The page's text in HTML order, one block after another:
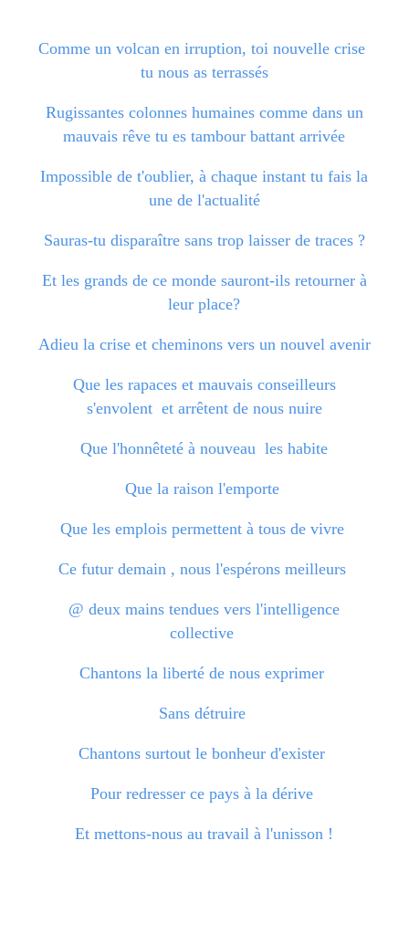
Comme un volcan en irruption, toi nouvelle crise
tu nous as terrassés
Rugissantes colonnes humaines comme dans un
mauvais rêve tu es tambour battant arrivée
Impossible de t'oublier, à chaque instant tu fais la
une de l'actualité
Sauras-tu disparaître sans trop laisser de traces ?
Et les grands de ce monde sauront-ils retourner à
leur place?
Adieu la crise et cheminons vers un nouvel avenir
Que les rapaces et mauvais conseilleurs
s'envolent et arrêtent de nous nuire
Que l'honnêteté à nouveau les habite
Que la raison l'emporte
Que les emplois permettent à tous de vivre
Ce futur demain , nous l'espérons meilleurs
@ deux mains tendues vers l'intelligence
collective
Chantons la liberté de nous exprimer
Sans détruire
Chantons surtout le bonheur d'exister
Pour redresser ce pays à la dérive
Et mettons-nous au travail à l'unisson !